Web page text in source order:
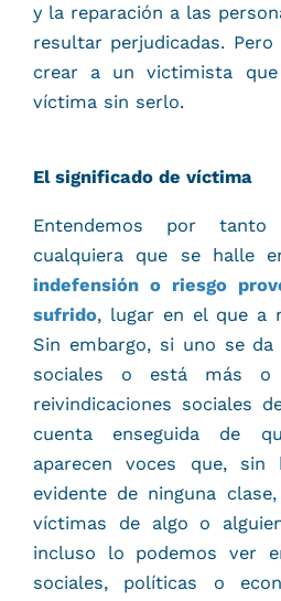
y la reparación a las
resultar perjudicadas.
crear a un victimista
víctima sin serlo.
El significado de víctima
Entendemos por
cualquiera que se halle
indefensión o riesgo
sufrido, lugar en el que a
Sin embargo, si uno se
sociales o está más
reivindicaciones sociales
cuenta enseguida de
aparecen voces que, sin
evidente de ninguna
víctimas de algo o
incluso lo podemos ver
sociales, políticas o